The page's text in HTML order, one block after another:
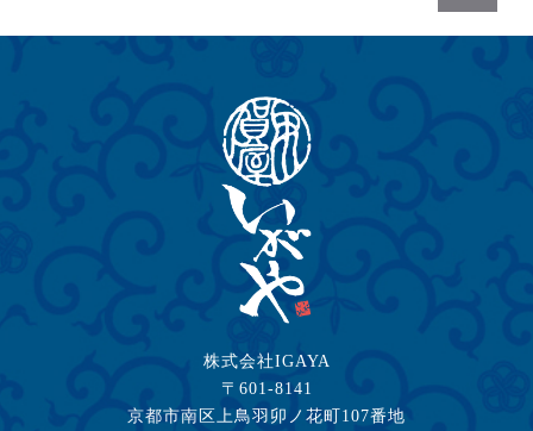
株式会社IGAYA
〒601-8141
京都市南区上鳥羽卯ノ花町107番地